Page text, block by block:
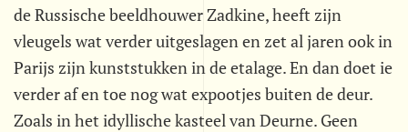
de Russische beeldhouwer Zadkine, heeft zijn
vleugels wat verder uitgeslagen en zet al jaren ook in
Parijs zijn kunststukken in de etalage. En dan doet ie
verder af en toe nog wat expootjes buiten de deur.
Zoals in het idyllische kasteel van Deurne. Geen